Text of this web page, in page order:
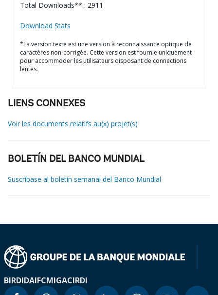
Total Downloads** : 2911
Download Stats
*La version texte est une version à reconnaissance optique de
caractères non-corrigée. Cette version est fournie uniquement
pour accommoder les utilisateurs disposant de connections
lentes.
LIENS CONNEXES
Voir les documents relatifs au(x) projet(s)
BOLETÍN DEL BANCO MUNDIAL
Suscríbase al boletín semanal del Banco Mundial
BIRDIDAIFCMIGACIRDI